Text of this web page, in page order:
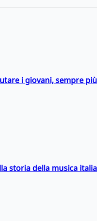
i giovani, sempre
storia della musica